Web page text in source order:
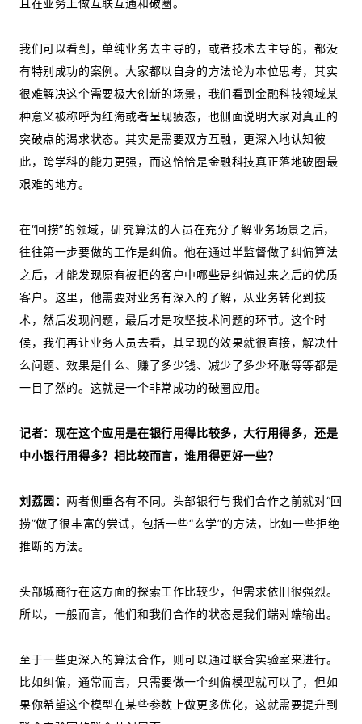
我们可以看到，单纯业务去主导的，或者技术去主导的，都没
有特别成功的案例。大家都以自身的方法论为本位思考，其实
很难解决这个需要极大创新的场景，我们看到金融科技领域某
种意义被称呼为红海或者呈现疲态，也侧面说明大家对真正的
突破点的渴求状态。其实是需要双方互融，更深入地认知彼
此，跨学科的能力更强，而这恰恰是金融科技真正落地破圈最
艰难的地方。
在“回捞”的领域，研究算法的人员在充分了解业务场景之后，
往往第一步要做的工作是纠偏。他在通过半监督做了纠偏算法
之后，才能发现原有被拒的客户中哪些是纠偏过来之后的优质
客户。这里，他需要对业务有深入的了解，从业务转化到技
术，然后发现问题，最后才是攻坚技术问题的环节。这个时
候，我们再让业务人员去看，其呈现的效果就很直接，解决什
么问题、效果是什么、赚了多少钱、减少了多少坏账等等都是
一目了然的。这就是一个非常成功的破圈应用。
记者：现在这个应用是在银行用得比较多，大行用得多，还是
中小银行用得多？相比较而言，谁用得更好一些？
刘荔园：两者侧重各有不同。头部银行与我们合作之前就对“回
捞”做了很丰富的尝试，包括一些“玄学”的方法，比如一些拒绝
推断的方法。
头部城商行在这方面的探索工作比较少，但需求依旧很强烈。
所以，一般而言，他们和我们合作的状态是我们端对端输出。
至于一些更深入的算法合作，则可以通过联合实验室来进行。
比如纠偏，通常而言，只需要做一个纠偏模型就可以了，但如
果你希望这个模型在某些参数上做更多优化，这就需要提升到